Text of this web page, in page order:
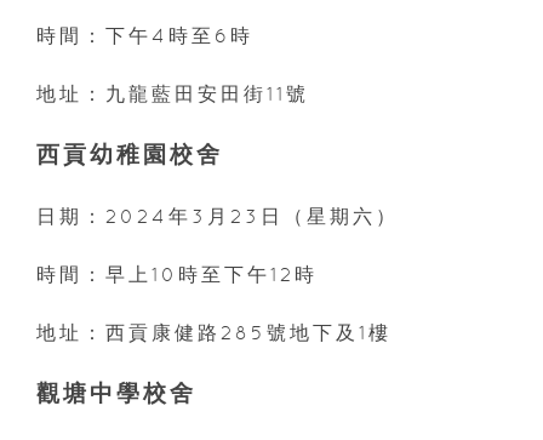
時間：下午4時至6時
地址：九龍藍田安田街11號
西貢幼稚園校舍
日期：2024年3月23日（星期六）
時間：早上10時至下午12時
地址：西貢康健路285號地下及1樓
觀塘中學校舍